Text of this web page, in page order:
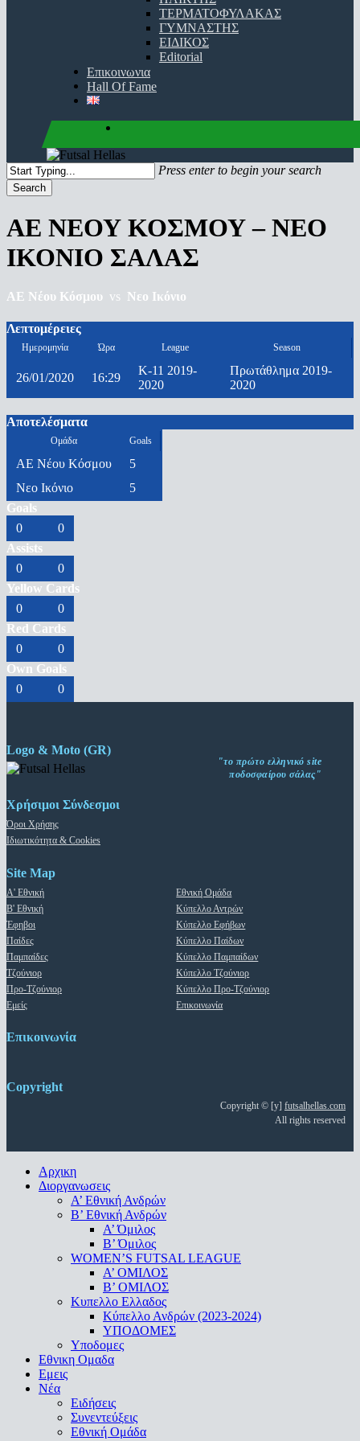
ΤΕΡΜΑΤΟΦΥΛΑΚΑΣ
ΓΥΜΝΑΣΤΗΣ
ΕΙΔΙΚΟΣ
Editorial
Επικοινωνια
Hall Of Fame
Press enter to begin your search
Search
Search
ΑΕ ΝΕΟΥ ΚΟΣΜΟΥ – ΝΕΟ
ΙΚΟΝΙΟ ΣΑΛΑΣ
ΑΕ Nέου Κόσμου vs Νεο Ικόνιο
Λεπτομέρειες
Ημερομηνία Ώρα League Season
26/01/2020 16:29
K-11 2019-
2020
Πρωτάθλημα 2019-
2020
Αποτελέσματα
Ομάδα Goals
ΑΕ Nέου Κόσμου
5
Νεο Ικόνιο
5
Goals
0
0
Assists
0
0
Yellow Cards
0
0
Red Cards
0
0
Own Goals
0
0
Logo & Moto (GR)
"το πρώτο ελληνικό site
ποδοσφαίρου σάλας"
Χρήσιμοι Σύνδεσμοι
Όροι Χρήσης
Ιδιωτικότητα & Cookies
Site Map
Α' Εθνική
Β' Εθνική
Έφηβοι
Παίδες
Παμπαίδες
Τζούνιορ
Προ-Τζούνιορ
Εμείς
Εθνική Ομάδα
Κύπελλο Αντρών
Κύπελλο Εφήβων
Κύπελλο Παίδων
Κύπελλο Παμπαίδων
Κύπελλο Τζούνιορ
Κύπελλο Προ-Τζούνιορ
Επικοινωνία
Επικοινωνία
Copyright
Copyright © [y] futsalhellas.com
All rights reserved
Close
Menu
Αρχικη
Διοργανωσεις
Α’ Εθνική Ανδρών
Β’ Εθνική Ανδρών
A’ Όμιλος
Β’ Όμιλος
WOMEN’S FUTSAL LEAGUE
A’ ΟΜΙΛΟΣ
Β’ ΟΜΙΛΟΣ
Κυπελλο Ελλαδος
Κύπελλο Ανδρών (2023-2024)
ΥΠΟΔΟΜΕΣ
Υποδομες
Εθνικη Ομαδα
Εμεις
Νέα
Ειδήσεις
Συνεντεύξεις
Εθνική Ομάδα